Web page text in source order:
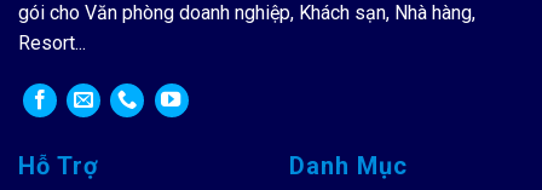
gói cho Văn phòng doanh nghiệp, Khách sạn, Nhà hàng,
Resort...
Hỗ Trợ Danh Mục